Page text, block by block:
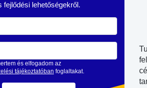
fejlődési lehetőségekről.
és elfogadom az
tájékoztatóban foglaltakat.